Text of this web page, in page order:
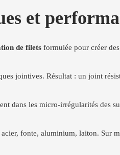
et
de filets formulée pour créer des
jointives. Résultat : un joint
dans les micro-irrégularités des
acier, fonte, aluminium, laiton. Sur